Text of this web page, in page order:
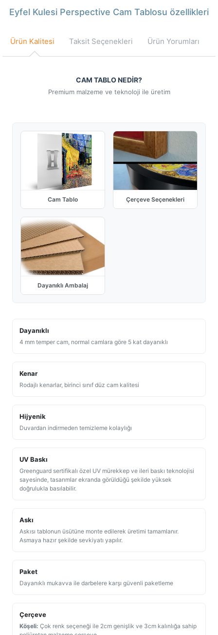
Eyfel Kulesi Perspective Cam Tablosu özellikleri
Ürün Kalitesi Taksit Seçenekleri Ürün Yorumları
CAM TABLO NEDİR?
Premium malzeme ve teknoloji ile üretim
Cam Tablo Çerçeve Seçenekleri
Dayanıklı Ambalaj
Dayanıklı
4 mm temper cam, normal camlara göre 5 kat dayanıklı
Kenar
Rodajlı kenarlar, birinci sınıf düz cam kalitesi
Hijyenik
Duvardan indirmeden temizleme kolaylığı
UV Baskı
Greenguard sertifikalı özel UV mürekkep ve ileri baskı teknolojisi
sayesinde, tasarımlar ekranda görüldüğü şekilde yüksek
doğrulukla basılabilir.
Askı
Askısı tablonun üsütüne monte edilerek üretimi tamamlanır.
Asmaya hazır şekilde sevkiyatı yapılır.
Paket
Dayanıklı mukavva ile darbelere karşı güvenli paketleme
Çerçeve
Köşeli: Çok renk seçeneği ile 2cm genişlik ve 3cm kalınlığa sahip